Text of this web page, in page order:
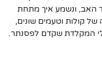
האב, ונשמע איך מתחת
קולות וטעמים שונים,
המקלדת שקדם לפסנתר.